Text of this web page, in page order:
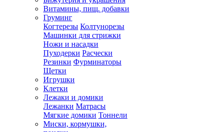
Витамины, пищ. добавки
Груминг
Когтерезы Колтунорезы
Машинки для стрижки
Ножи и насадки
Пуходерки Расчески
Резинки Фурминаторы
Щетки
Игрушки
Клетки
Лежаки и домики
Лежанки Матрасы
Мягкие домики Тоннели
Миски, кормушки,